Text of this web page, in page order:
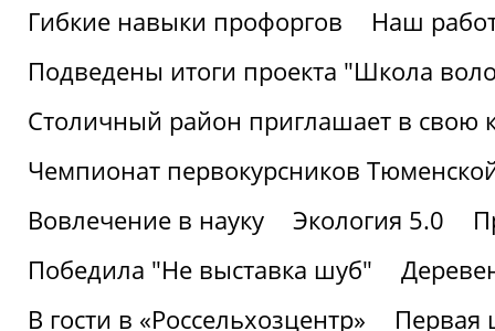
Гибкие навыки профоргов
Наш
Подведены итоги проекта "Школа
Столичный район приглашает в свою
Чемпионат первокурсников
Вовлечение в науку
Экология 5.0
Победила "Не выставка шуб"
В гости в «Россельхозцентр»
Первая